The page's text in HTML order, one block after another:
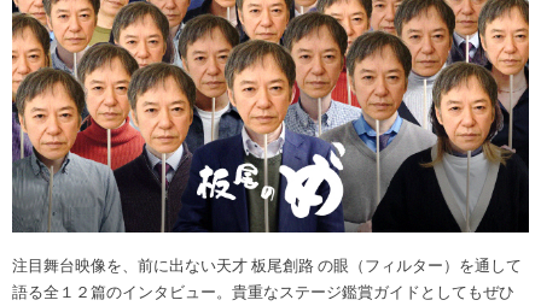
注目舞台映像を、前に出ない天才 板尾創路 の眼（フィルター）を通して
語る全１２篇のインタビュー。貴重なステージ鑑賞ガイドとしてもぜひ